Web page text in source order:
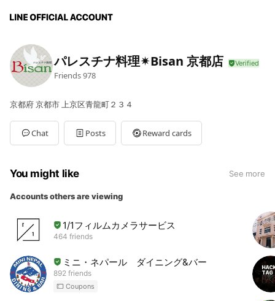
パレスチナ料理✴︎Bisan 京都店
Friends978
京都府 京都市 上京区青龍町２３４
Chat Posts Reward cards
You might like See more
Accounts others are viewing
1/1フィルムカメラサービス
464 friends
ミニ・ネパール ダイニング&バー
892 friends
Coupons